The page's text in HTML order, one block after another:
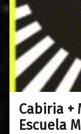
Cabiria +
Escuela
24/04/2018
0
Maravillas